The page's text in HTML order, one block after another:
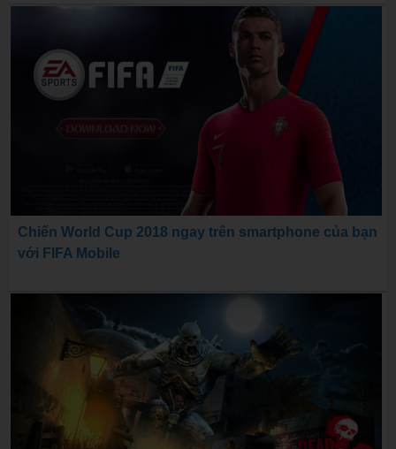
Chiến World Cup 2018 ngay trên smartphone của bạn
với FIFA Mobile